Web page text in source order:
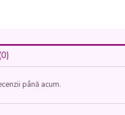
până acum.